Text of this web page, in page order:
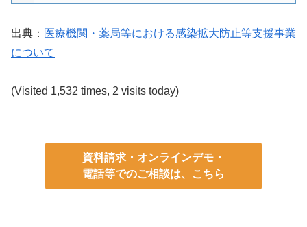
出典： 医療機関・薬局等における感染拡⼤防⽌等⽀援事業
について
(Visited 1,532 times, 2 visits today)
資料請求・オンラインデモ・
電話等でのご相談は、こちら